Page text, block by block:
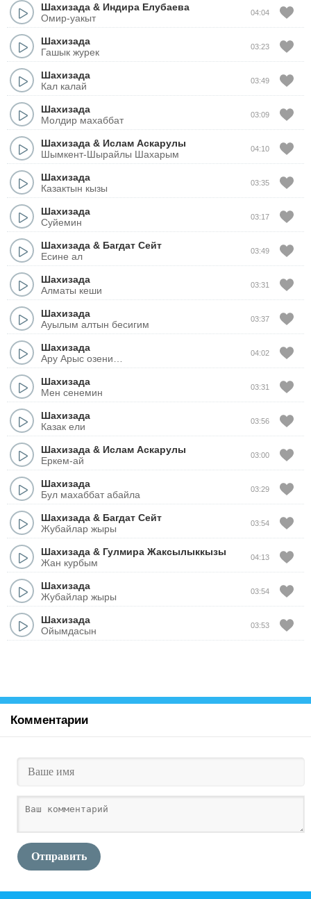
Шахизада & Индира Елубаева
Омир-уакыт
04:04
Шахизада
Гашык журек
03:23
Шахизада
Кал калай
03:49
Шахизада
Молдир махаббат
03:09
Шахизада & Ислам Аскарулы
Шымкент-Шырайлы Шахарым
04:10
Шахизада
Казактын кызы
03:35
Шахизада
Суйемин
03:17
Шахизада & Багдат Сейт
Есине ал
03:49
Шахизада
Алматы кеши
03:31
Шахизада
Ауылым алтын бесигим
03:37
Шахизада
Ару Арыс озени…
04:02
Шахизада
Мен сенемин
03:31
Шахизада
Казак ели
03:56
Шахизада & Ислам Аскарулы
Еркем-ай
03:00
Шахизада
Бул махаббат абайла
03:29
Шахизада & Багдат Сейт
Жубайлар жыры
03:54
Шахизада & Гулмира Жаксылыккызы
Жан курбым
04:13
Шахизада
Жубайлар жыры
03:54
Шахизада
Ойымдасын
03:53
Комментарии
Отправить